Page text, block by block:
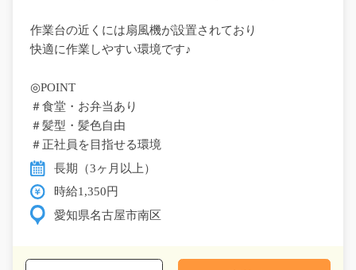
作業台の近くには扇風機が設置されており
快適に作業しやすい環境です♪
◎POINT
＃食堂・お弁当あり
＃髪型・髪色自由
＃正社員を目指せる環境
長期（3ヶ月以上）
時給1,350円
愛知県名古屋市南区